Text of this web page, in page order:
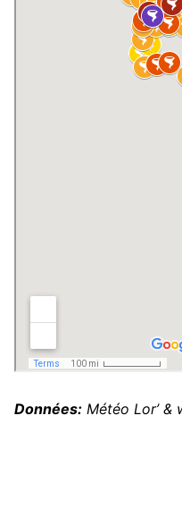
Données: Météo Lor’ &